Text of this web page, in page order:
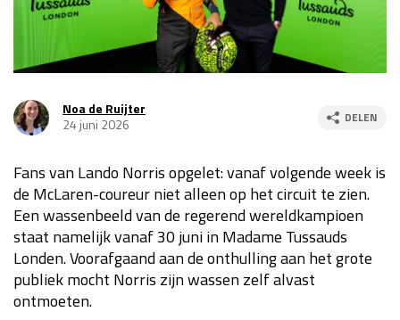
Race
za 13:00 - 15:00
Kwalificatie
za 23:00 - 00:00
Race
zo 21:00 - 23:00
GP MEXICO 2026
Kwalificatie
za 19:00 - 20:00
Race
zo 18:00 - 20:00
Noa de Ruijter
24 juni 2026
DELEN
Fans van Lando Norris opgelet: vanaf volgende week is
de McLaren-coureur niet alleen op het circuit te zien.
Een wassenbeeld van de regerend wereldkampioen
staat namelijk vanaf 30 juni in Madame Tussauds
Londen. Voorafgaand aan de onthulling aan het grote
publiek mocht Norris zijn wassen zelf alvast
ontmoeten.